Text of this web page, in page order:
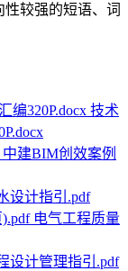
较强的短语、词
技术
中建BIM创效案例
设计指引.pdf
电气工程质量
设计管理指引.pdf